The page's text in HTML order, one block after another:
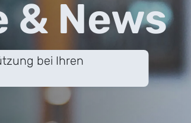
& News
bei Ihren